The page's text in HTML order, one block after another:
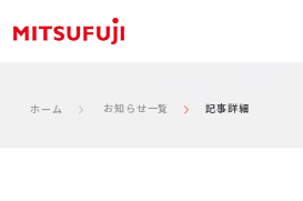
ホーム お知らせ一覧 記事詳細